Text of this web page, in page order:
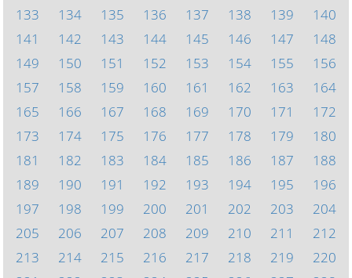
133
134 135 136 137 138 139
140
141
142 143 144 145 146 147
148
149
150 151 152 153 154 155
156
157
158 159 160 161 162 163
164
165
166 167 168 169 170 171
172
173
174 175 176 177 178 179
180
181
182 183 184 185 186 187
188
189
190 191 192 193 194 195
196
197
198 199 200 201 202 203
204
205
206 207 208 209 210 211
212
213
214 215 216 217 218 219
220